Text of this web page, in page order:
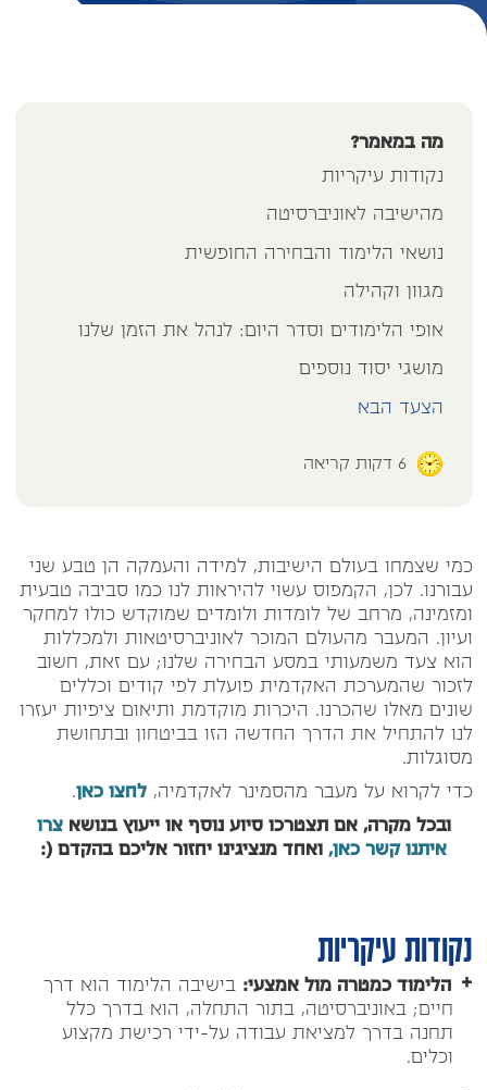
כמי שצמחו בעולם הישיבות, למידה והעמקה הן טבע שני
עבורנו. לכן, הקמפוס עשוי להיראות לנו כמו סביבה טבעית
ומזמינה, מרחב של לומדות ולומדים שמוקדש כולו למחקר
ועיון. המעבר מהעולם המוכר לאוניברסיטאות ולמכללות
הוא צעד משמעותי במסע הבחירה שלנו; עם זאת, חשוב
לזכור שהמערכת האקדמית פועלת לפי קודים וכללים
שונים מאלו שהכרנו. היכרות מוקדמת ותיאום ציפיות יעזרו
לנו להתחיל את הדרך החדשה הזו בביטחון ובתחושת
מסוגלות.
כדי לקרוא על מעבר מהסמינר לאקדמיה,לחצו כאן.
ובכל מקרה, אם תצטרכו סיוע נוסף או ייעוץ בנושאצרו
איתנו קשר כאן, ואחד מנציגינו יחזור אליכם בהקדם (:
נקודות עיקריות
הלימוד כמטרה מול אמצעי: בישיבה הלימוד הוא דרך
חיים; באוניברסיטה, בתור התחלה, הוא בדרך כלל
תחנה בדרך למציאת עבודה על-ידי רכישת מקצוע
וכלים.
מה במאמר?
נקודות עיקריות
מהישיבה לאוניברסיטה
נושאי הלימוד והבחירה החופשית
מגוון וקהילה
אופי הלימודים וסדר היום: לנהל את הזמן שלנו
מושגי יסוד נוספים
הצעד הבא
6 דקות קריאה